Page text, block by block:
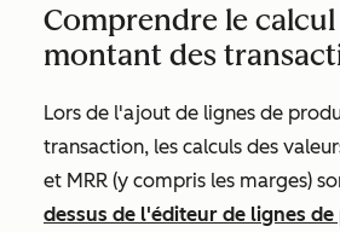
Comprendre le
montant des
Lors de l'ajout de lignes de
transaction, les calculs des
et MRR (y compris les marges)
dessus de l'éditeur de lignes